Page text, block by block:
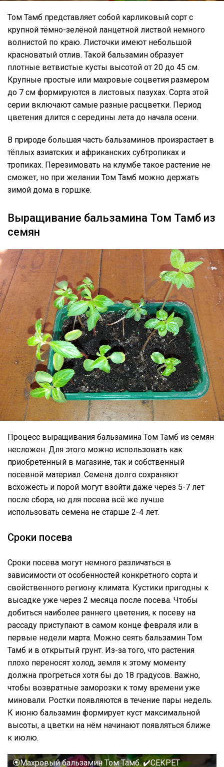
Том Тамб представляет собой карликовый сорт с
крупной тёмно-зелёной ланцетной листвой немного
волнистой по краю. Листочки имеют небольшой
красноватый отлив. Такой бальзамин образует
плотные ветвистые кусты высотой от 20 до 45 см.
Крупные простые или махровые соцветия размером
до 7 см формируются в листовых пазухах. Сорта этой
серии включают самые разные расцветки. Период
цветения длится с середины лета до начала осени.
В природе большая часть бальзаминов произрастает в
тёплых азиатских и африканских субтропиках и
тропиках. Перезимовать на клумбе такое растение не
сможет, но при желании Том Тамб можно держать
зимой дома в горшке.
Выращивание бальзамина Том Тамб из
семян
Процесс выращивания бальзамина Том Тамб из семян
несложен. Для этого можно использовать как
приобретённый в магазине, так и собственный
посевной материал. Семена долго сохраняют
всхожесть и порой могут взойти даже через 5-7 лет
после сбора, но для посева всё же лучше
использовать семена не старше 2-4 лет.
Сроки посева
Сроки посева могут немного различаться в
зависимости от особенностей конкретного сорта и
свойственного региону климата. Кустики пригодны к
высадке уже через 2 месяца после посева. Чтобы
добиться наиболее раннего цветения, к посеву на
рассаду приступают в самом конце февраля или в
первые недели марта. Можно сеять бальзамин Том
Тамб и в открытый грунт. Из-за того, что растения
плохо переносят холод, земля к этому моменту
должна прогреться хотя бы до 18 градусов. Важно,
чтобы возвратные заморозки к тому времени уже
миновали. Ростки появляются в течение пары недель.
К июню бальзамин формирует куст максимальной
высоты, а цветки на нём начинают появляться ближе
к июлю.
🏵Махровый бальзамин Том Тамб. ✔СЕКРЕТ